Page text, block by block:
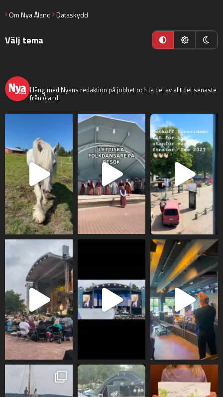
Om Nya Åland Dataskydd
Välj tema
Häng med Nyans redaktion på jobbet och ta del av allt det senaste
från Åland!